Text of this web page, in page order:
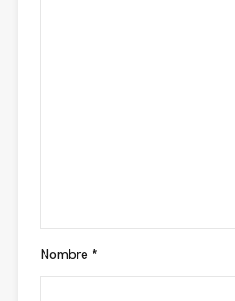
Nombre *